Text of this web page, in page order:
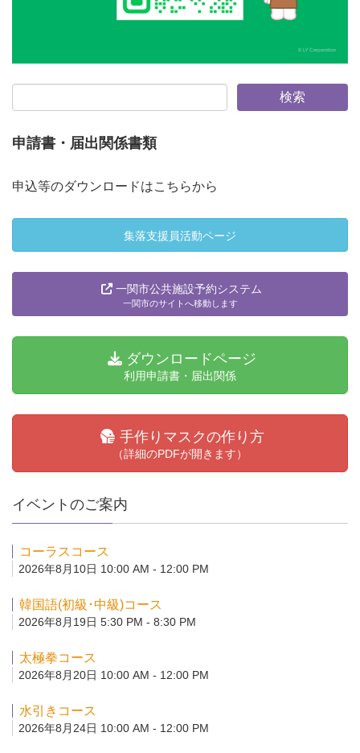
申請書・届出関係書類
申込等のダウンロードはこちらから
集落支援員活動ページ
一関市公共施設予約システム
一関市のサイトへ移動します
ダウンロードページ
利用申請書・届出関係
手作りマスクの作り方
（詳細のPDFが開きます）
イベントのご案内
コーラスコース
2026年8月10日 10:00 AM - 12:00 PM
韓国語(初級･中級)コース
2026年8月19日 5:30 PM - 8:30 PM
太極拳コース
2026年8月20日 10:00 AM - 12:00 PM
水引きコース
2026年8月24日 10:00 AM - 12:00 PM